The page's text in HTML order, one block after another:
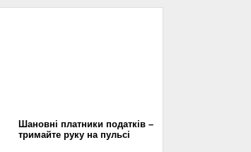
Шановні платники податків –
тримайте руку на пульсі